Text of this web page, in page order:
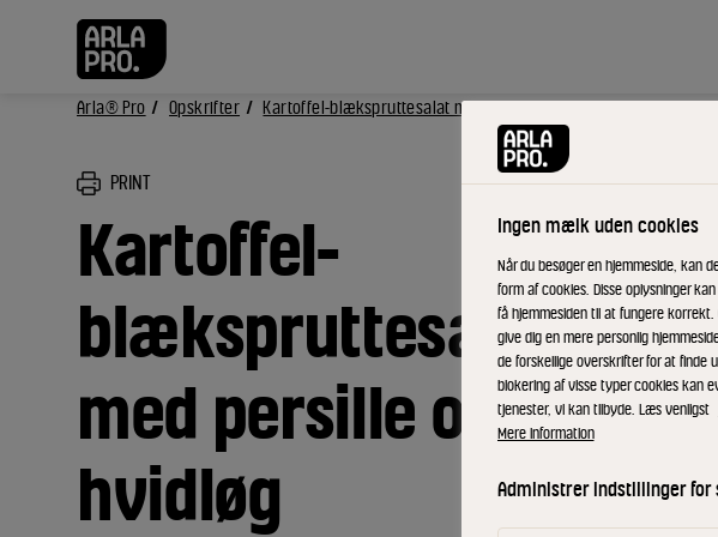
Arla® Pro Opskrifter Kartoffel-blækspruttesalat med persille og hvidløg
PRINT
Kartoffel-
blækspruttesalat
med persille og
hvidløg
Ingen mælk uden cookies
Når du besøger en hjemmeside, kan
form af cookies. Disse oplysninger
få hjemmesiden til at fungere
give dig en mere personlig
de forskellige overskrifter for at finde
blokering af visse typer cookies kan
tjenester, vi kan tilbyde. Læs venligst
Mere information
Administrer indstillinger for